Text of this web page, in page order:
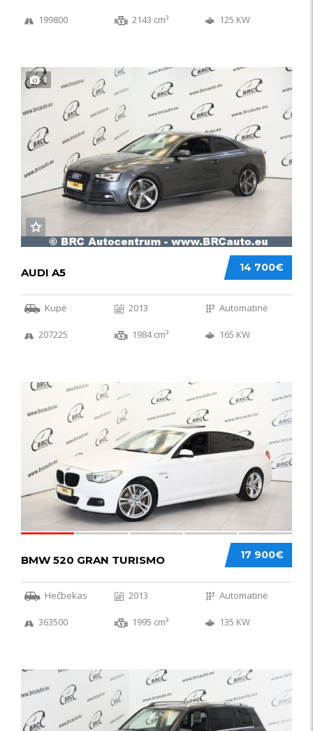
199800 2143 cm³ 125 KW
1
14 700€
AUDI A5
Kupė 2013 Automatinė
207225 1984 cm³ 165 KW
17 900€
BMW 520 GRAN TURISMO
Hečbekas 2013 Automatinė
363500 1995 cm³ 135 KW
IŠSKIRTINIS